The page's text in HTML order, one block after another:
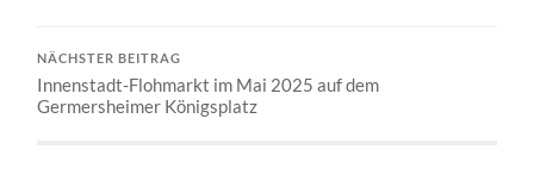
NÄCHSTER BEITRAG
Innenstadt-Flohmarkt im Mai 2025 auf dem
Germersheimer Königsplatz